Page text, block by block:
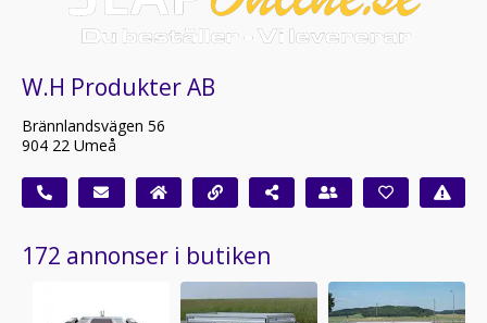
W.H Produkter AB
Brännlandsvägen 56
904 22 Umeå
172 annonser i butiken